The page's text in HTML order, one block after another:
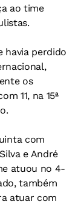
ao time
havia perdido
os
11, na 15ª
com
e André
atuou no 4-
também
atuar com